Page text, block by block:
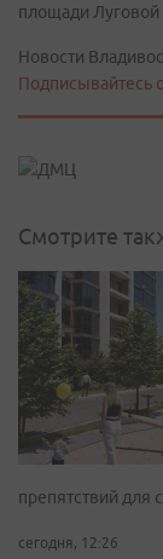
площади Луговой
Новости
Подписывайтесь
Смотрите
препятствий для
сегодня, 12:26